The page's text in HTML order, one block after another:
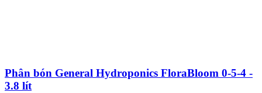
Phân bón General Hydroponics FloraBloom 0-5-4 -
3.8 lít